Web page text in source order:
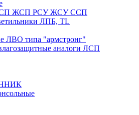
ЖСП РСУ ЖСУ ССП
ЛПБ, TL
ЛВО типа "армстронг"
аналоги ЛСП